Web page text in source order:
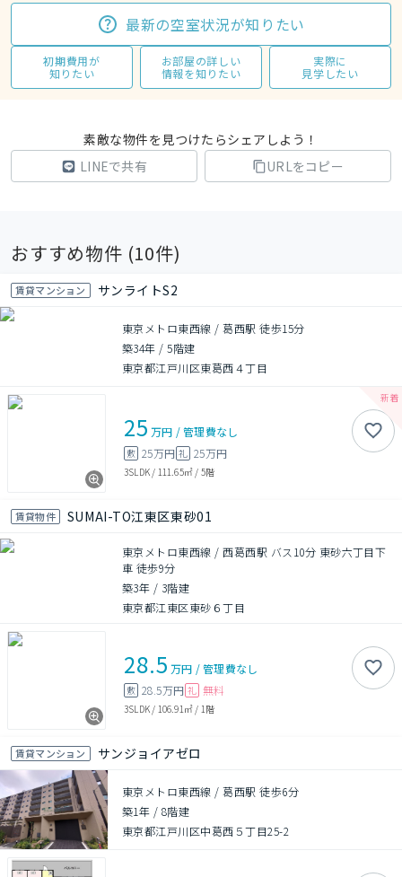
最新の空室状況が知りたい
初期費用が
知りたい
お部屋の詳しい
情報を知りたい
実際に
見学したい
素敵な物件を見つけたらシェアしよう！
LINEで共有
URLをコピー
おすすめ物件 (10件)
賃貸マンション サンライトS2
東京メトロ東西線 / 葛西駅 徒歩15分
築34年 /5階建
東京都江戸川区東葛西４丁目
25 万円 /管理費なし
敷 25万円 礼 25万円
3SLDK / 111.65㎡ / 5階
賃貸物件 SUMAI-TO江東区東砂01
東京メトロ東西線 / 西葛西駅 バス10分 東砂六丁目下
車 徒歩9分
築3年 / 3階建
東京都江東区東砂６丁目
28.5 万円 /管理費なし
敷 28.5万円 礼 無料
3SLDK / 106.91㎡ / 1階
賃貸マンション サンジョイアゼロ
東京メトロ東西線 / 葛西駅 徒歩6分
築1年 / 8階建
東京都江戸川区中葛西５丁目25-2